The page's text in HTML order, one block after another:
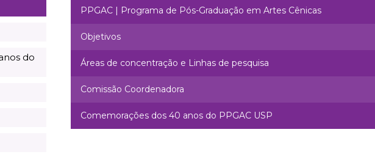
do
PPGAC | Programa de Pós-Graduação em Artes Cênicas
Objetivos
Áreas de concentração e Linhas de pesquisa
Comissão Coordenadora
Comemorações dos 40 anos do PPGAC USP